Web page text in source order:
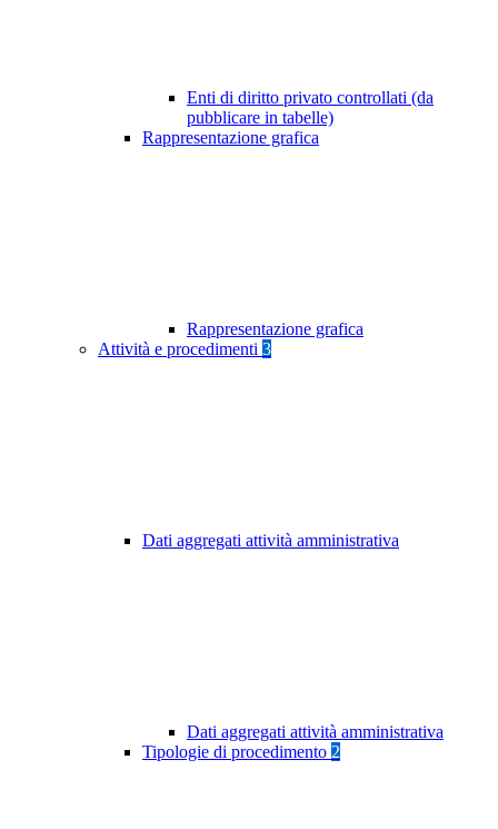
Enti di diritto privato controllati (da
pubblicare in tabelle)
Rappresentazione grafica
Rappresentazione grafica
Attività e procedimenti 3
Dati aggregati attività amministrativa
Dati aggregati attività amministrativa
Tipologie di procedimento 2